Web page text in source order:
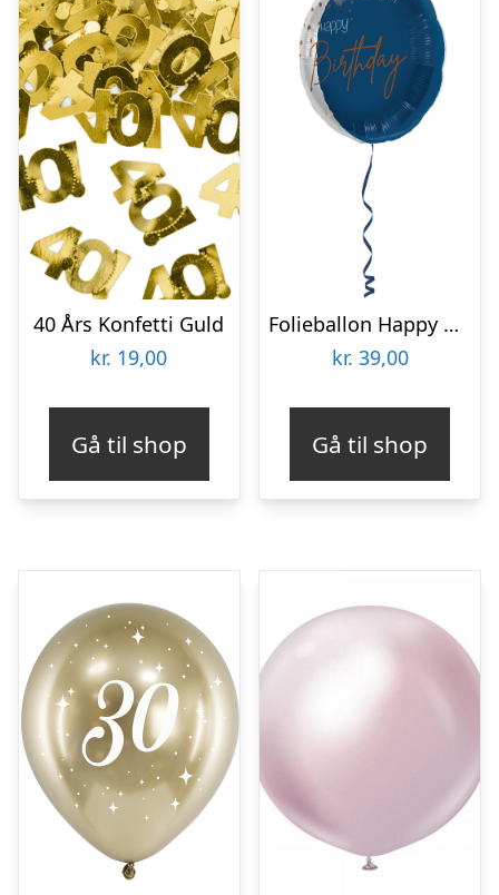
40 Års Konfetti Guld
kr. 19,00
Gå til shop
Folieballon Happy Birthday True Blue
kr. 39,00
Gå til shop